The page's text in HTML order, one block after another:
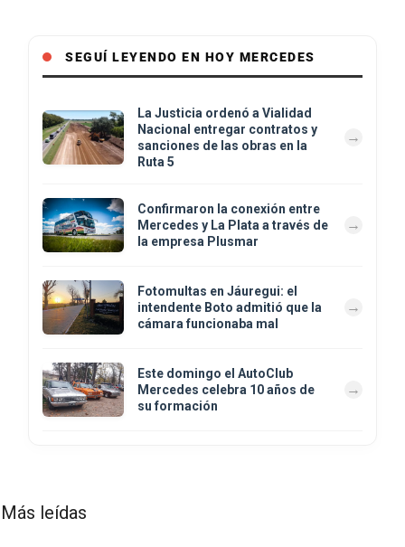
SEGUÍ LEYENDO EN HOY MERCEDES
La Justicia ordenó a Vialidad
Nacional entregar contratos y
sanciones de las obras en la
Ruta 5
Confirmaron la conexión entre
Mercedes y La Plata a través de
la empresa Plusmar
Fotomultas en Jáuregui: el
intendente Boto admitió que la
cámara funcionaba mal
Este domingo el AutoClub
Mercedes celebra 10 años de
su formación
Más leídas